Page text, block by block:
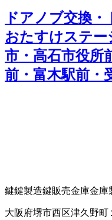
ドアノブ交換
おたすけステー
市・高石市役所
前・富木駅前・
鍵鍵製造鍵販売金庫金庫
大阪府堺市西区津久野町